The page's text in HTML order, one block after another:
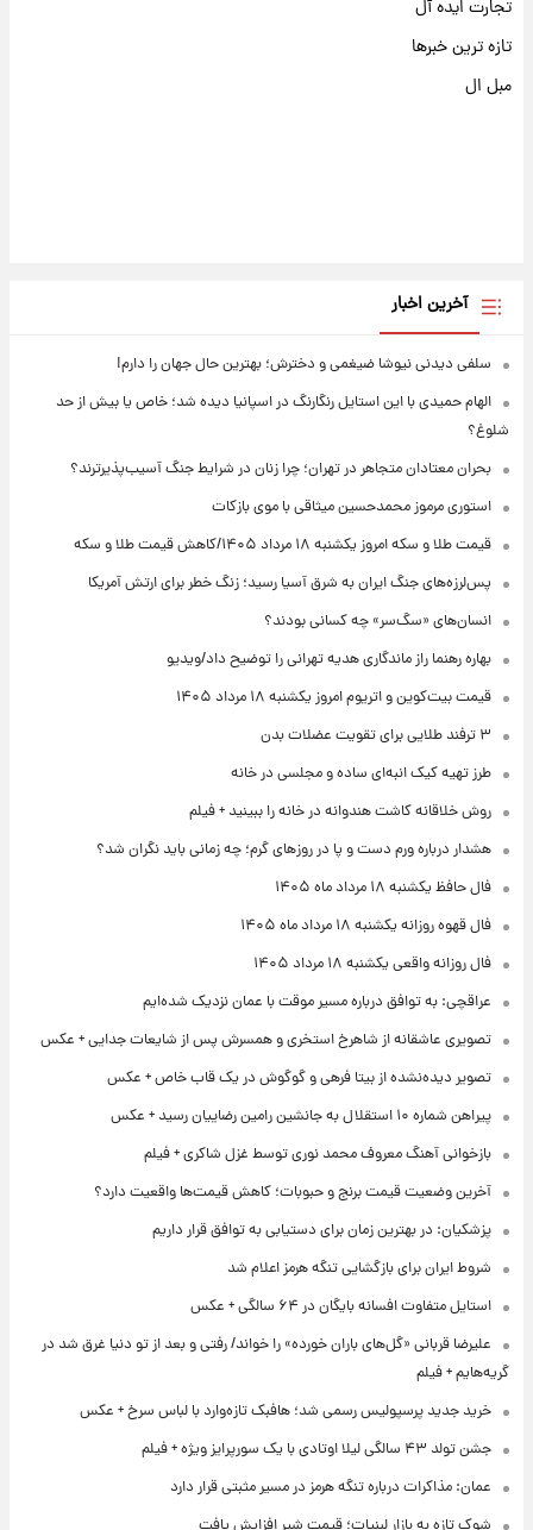
تجارت ایده آل
تازه ترین خبرها
مبل ال
آخرین اخبار
سلفی دیدنی نیوشا ضیغمی و دخترش؛ بهترین حال جهان را دارم!
الهام حمیدی با این استایل رنگارنگ در اسپانیا دیده شد؛ خاص یا بیش از حد
شلوغ؟
بحران معتادان متجاهر در تهران؛ چرا زنان در شرایط جنگ آسیب‌پذیرترند؟
استوری مرموز محمدحسین میثاقی با موی بازکات
قیمت طلا و سکه امروز یکشنبه ۱۸ مرداد ۱۴۰۵/کاهش قیمت طلا و سکه
پس‌لرزه‌های جنگ ایران به شرق آسیا رسید؛ زنگ خطر برای ارتش آمریکا
انسان‌های «سگ‌سر» چه کسانی بودند؟
بهاره رهنما راز ماندگاری هدیه تهرانی را توضیح داد/ویدیو
قیمت بیت‌کوین و اتریوم امروز یکشنبه ۱۸ مرداد ۱۴۰۵
۳ ترفند طلایی برای تقویت عضلات بدن
طرز تهیه کیک انبه‌ای ساده و مجلسی در خانه
روش خلاقانه کاشت هندوانه در خانه را ببینید + فیلم
هشدار درباره ورم دست و پا در روزهای گرم؛ چه زمانی باید نگران شد؟
فال حافظ یکشنبه ۱۸ مرداد ماه ۱۴۰۵
فال قهوه روزانه یکشنبه ۱۸ مرداد ماه ۱۴۰۵
فال روزانه واقعی یکشنبه ۱۸ مرداد ۱۴۰۵
عراقچی: به توافق درباره مسیر موقت با عمان نزدیک شده‌ایم
تصویری عاشقانه از شاهرخ استخری و همسرش پس از شایعات جدایی + عکس
تصویر دیده‌نشده از بیتا فرهی و گوگوش در یک قاب خاص + عکس
پیراهن شماره ۱۰ استقلال به جانشین رامین رضاییان رسید + عکس
بازخوانی آهنگ معروف محمد نوری توسط غزل شاکری + فیلم
آخرین وضعیت قیمت برنج و حبوبات؛ کاهش قیمت‌ها واقعیت دارد؟
پزشکیان: در بهترین زمان برای دستیابی به توافق قرار داریم
شروط ایران برای بازگشایی تنگه هرمز اعلام شد
استایل متفاوت افسانه بایگان در ۶۴ سالگی + عکس
علیرضا قربانی «گل‌های باران خورده» را خواند/ رفتی و بعد از تو دنیا غرق شد در
گریه‌هایم + فیلم
خرید جدید پرسپولیس رسمی شد؛ هافبک تازه‌وارد با لباس سرخ + عکس
جشن تولد ۴۳ سالگی لیلا اوتادی با یک سورپرایز ویژه + فیلم
عمان: مذاکرات درباره تنگه هرمز در مسیر مثبتی قرار دارد
شوک تازه به بازار لبنیات؛ قیمت شیر افزایش یافت